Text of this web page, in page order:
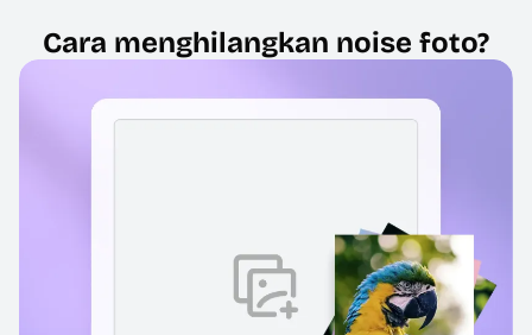
Cara menghilangkan noise foto?